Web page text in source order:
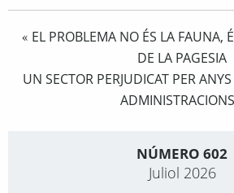
« EL PROBLEMA NO ÉS LA FAUNA,
DE LA PAGESIA
UN SECTOR PERJUDICAT PER
ADMINISTRACIONS
NÚMERO 602
Juliol 2026